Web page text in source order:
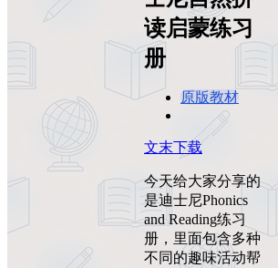
读启蒙练习
册
原版教材
文末下载
今天给大家分享的
是迪士尼Phonics
and Reading练习
册，里面包含多种
不同的趣味活动帮